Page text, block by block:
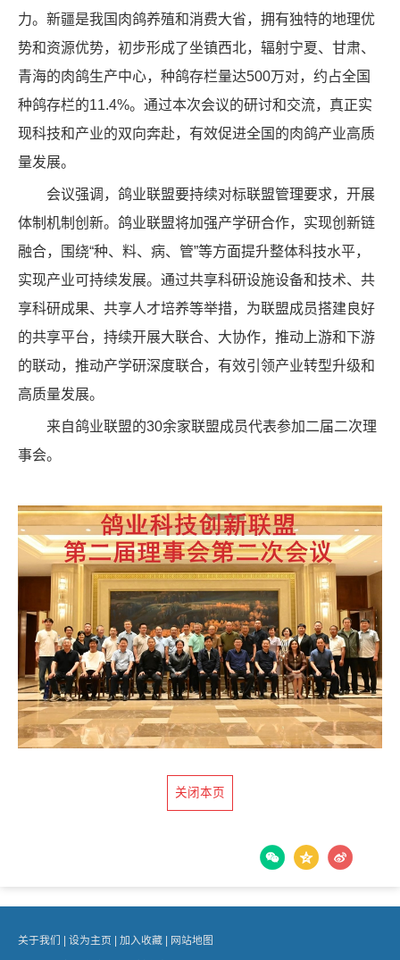
力。新疆是我国肉鸽养殖和消费大省，拥有独特的地理优
势和资源优势，初步形成了坐镇西北，辐射宁夏、甘肃、
青海的肉鸽生产中心，种鸽存栏量达500万对，约占全国
种鸽存栏的11.4%。通过本次会议的研讨和交流，真正实
现科技和产业的双向奔赴，有效促进全国的肉鸽产业高质
量发展。
会议强调，鸽业联盟要持续对标联盟管理要求，开展
体制机制创新。鸽业联盟将加强产学研合作，实现创新链
融合，围绕“种、料、病、管”等方面提升整体科技水平，
实现产业可持续发展。通过共享科研设施设备和技术、共
享科研成果、共享人才培养等举措，为联盟成员搭建良好
的共享平台，持续开展大联合、大协作，推动上游和下游
的联动，推动产学研深度联合，有效引领产业转型升级和
高质量发展。
来自鸽业联盟的30余家联盟成员代表参加二届二次理
事会。
关闭本页
关于我们 | 设为主页 | 加入收藏 |
网站地图